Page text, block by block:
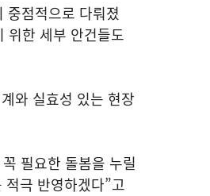
중점적으로 다뤄졌
위한 세부 안건들도
와 실효성 있는 현장
필요한 돌봄을 누릴
극 반영하겠다”고